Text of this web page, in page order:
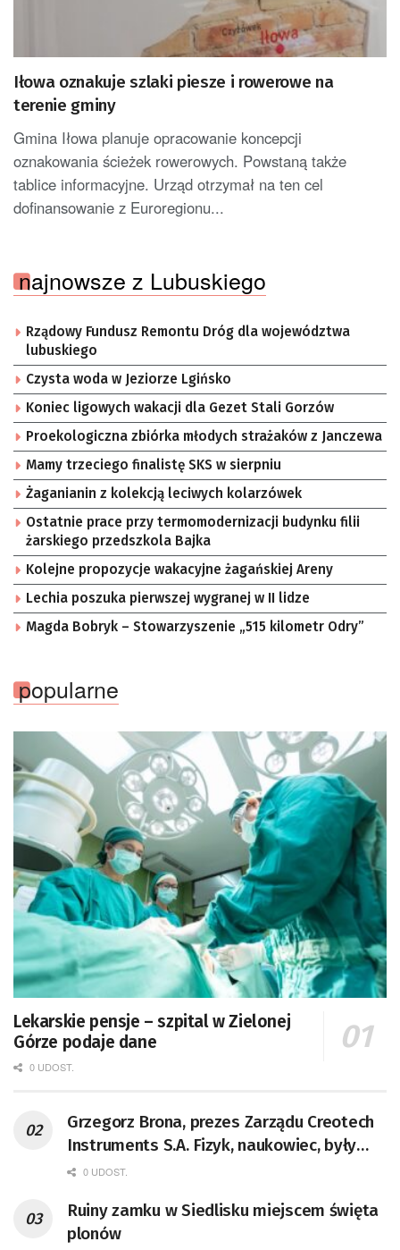
Iłowa oznakuje szlaki piesze i rowerowe na
terenie gminy
Gmina Iłowa planuje opracowanie koncepcji
oznakowania ścieżek rowerowych. Powstaną także
tablice informacyjne. Urząd otrzymał na ten cel
dofinansowanie z Euroregionu...
najnowsze z Lubuskiego
Rządowy Fundusz Remontu Dróg dla województwa
lubuskiego
Czysta woda w Jeziorze Lgińsko
Koniec ligowych wakacji dla Gezet Stali Gorzów
Proekologiczna zbiórka młodych strażaków z Janczewa
Mamy trzeciego finalistę SKS w sierpniu
Żaganianin z kolekcją leciwych kolarzówek
Ostatnie prace przy termomodernizacji budynku filii
żarskiego przedszkola Bajka
Kolejne propozycje wakacyjne żagańskiej Areny
Lechia poszuka pierwszej wygranej w II lidze
Magda Bobryk – Stowarzyszenie „515 kilometr Odry”
popularne
Lekarskie pensje – szpital w Zielonej
Górze podaje dane
0 UDOST.
Grzegorz Brona, prezes Zarządu Creotech
Instruments S.A. Fizyk, naukowiec, były
pracownik CERN w Genewie,
doktor habilitowany nauk fizycznych,
koordynator Rady Sektorowej ds.
0 UDOST.
Ruiny zamku w Siedlisku miejscem święta
plonów